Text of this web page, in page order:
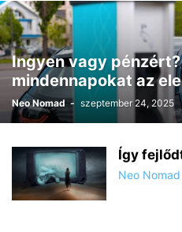
Ingyen vagy
mindennapokat az
Neo Nomad - szeptember 24, 2025
Így
Neo Nomad